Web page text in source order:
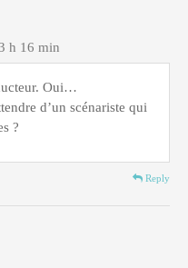
h 16 min
Oui…
d’un scénariste qui
?
Reply